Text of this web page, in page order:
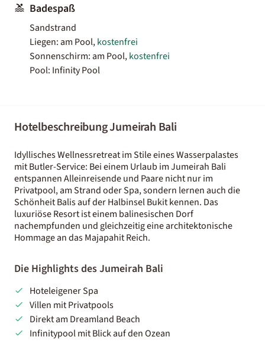
Badespaß
Sandstrand
Liegen: am Pool,kostenfrei
Sonnenschirm: am Pool,kostenfrei
Pool: Infinity Pool
Hotelbeschreibung Jumeirah Bali
Idyllisches Wellnessretreat im Stile eines Wasserpalastes
mit Butler-Service: Bei einem Urlaub im Jumeirah Bali
entspannen Alleinreisende und Paare nicht nur im
Privatpool, am Strand oder Spa, sondern lernen auch die
Schönheit Balis auf der Halbinsel Bukit kennen. Das
luxuriöse Resort ist einem balinesischen Dorf
nachempfunden und gleichzeitig eine architektonische
Hommage an das Majapahit Reich.
Die Highlights des Jumeirah Bali
Hoteleigener Spa
Villen mit Privatpools
Direkt am Dreamland Beach
Infinitypool mit Blick auf den Ozean